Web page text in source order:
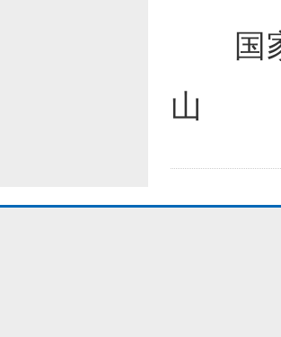
国
山